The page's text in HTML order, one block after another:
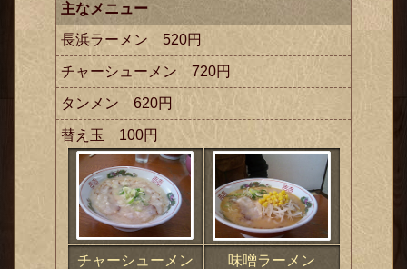
主なメニュー
長浜ラーメン 520円
チャーシューメン 720円
タンメン 620円
替え玉 100円
チャーシューメン 味噌ラーメン